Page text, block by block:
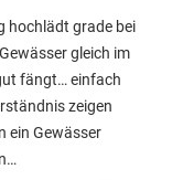
hochlädt grade bei
gleich im
fängt… einfach
zeigen
ein Gewässer